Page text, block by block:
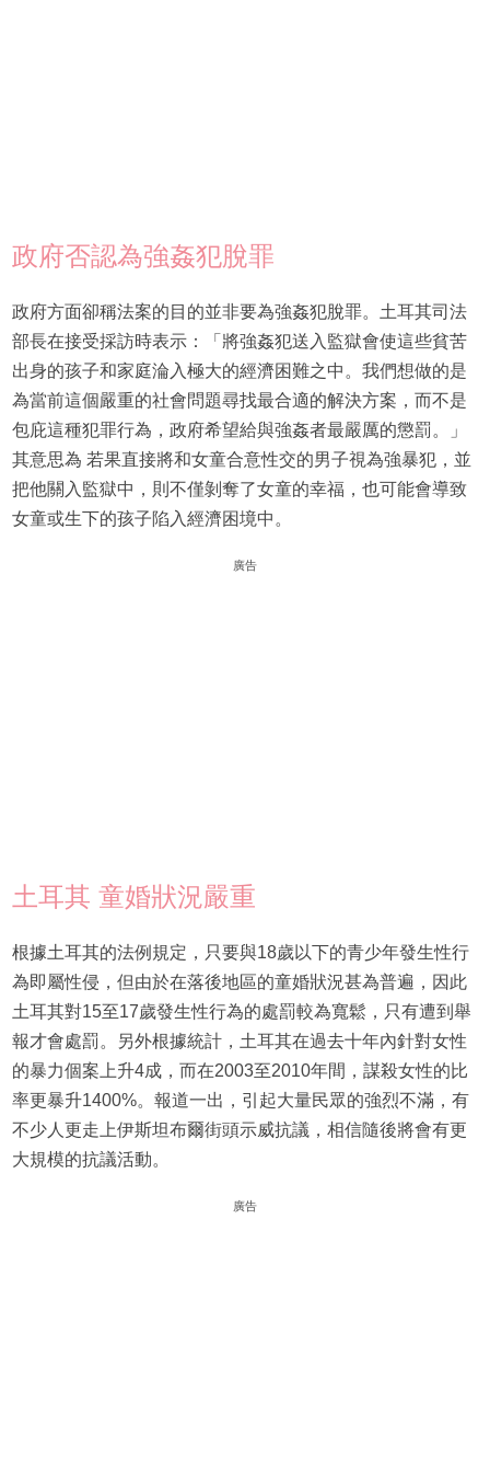
政府否認為強姦犯脫罪
政府方面卻稱法案的目的並非要為強姦犯脫罪。土耳其司法
部長在接受採訪時表示：「將強姦犯送入監獄會使這些貧苦
出身的孩子和家庭淪入極大的經濟困難之中。我們想做的是
為當前這個嚴重的社會問題尋找最合適的解決方案，而不是
包庇這種犯罪行為，政府希望給與強姦者最嚴厲的懲罰。」
其意思為 若果直接將和女童合意性交的男子視為強暴犯，並
把他關入監獄中，則不僅剝奪了女童的幸福，也可能會導致
女童或生下的孩子陷入經濟困境中。
廣告
土耳其 童婚狀況嚴重
根據土耳其的法例規定，只要與18歲以下的青少年發生性行
為即屬性侵，但由於在落後地區的童婚狀況甚為普遍，因此
土耳其對15至17歲發生性行為的處罰較為寬鬆，只有遭到舉
報才會處罰。另外根據統計，土耳其在過去十年內針對女性
的暴力個案上升4成，而在2003至2010年間，謀殺女性的比
率更暴升1400%。報道一出，引起大量民眾的強烈不滿，有
不少人更走上伊斯坦布爾街頭示威抗議，相信隨後將會有更
大規模的抗議活動。
廣告